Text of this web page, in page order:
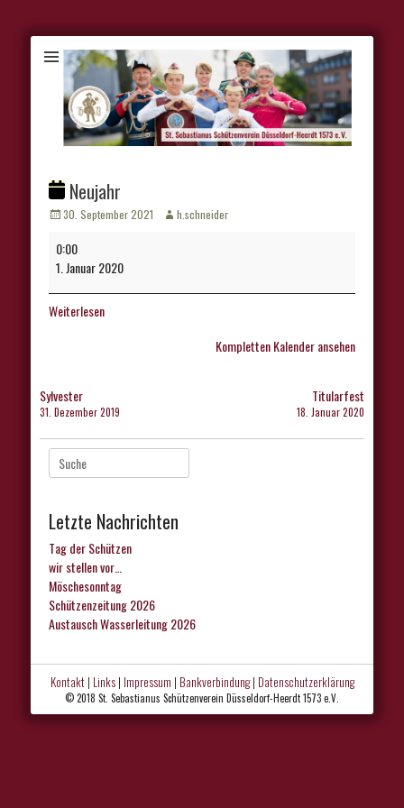
Neujahr
Veröffentlicht
30. September 2021 Autorh.schneider
Neujahr
0:00
1. Januar 2020
Weiterlesen
Kompletten Kalender ansehen
Beitragsnavigation
Sylvester
31. Dezember 2019
Titularfest
18. Januar 2020
Suche
nach:
Letzte Nachrichten
Tag der Schützen
wir stellen vor…
Möschesonntag
Schützenzeitung 2026
Austausch Wasserleitung 2026
Kontakt| Links| Impressum | Bankverbindung| Datenschutzerklärung
© 2018 St. Sebastianus Schützenverein Düsseldorf-Heerdt 1573 e.V.